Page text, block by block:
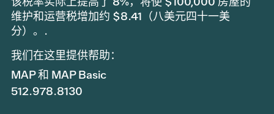
维护和运营税增加约 $8.41（八美元四十一美
分）。.
我们在这里提供帮助：
MAP 和 MAP Basic
512.978.8130